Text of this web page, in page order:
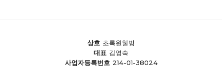
상호 초록원웰빙
대표 김영숙
사업자등록번호 214-01-38024